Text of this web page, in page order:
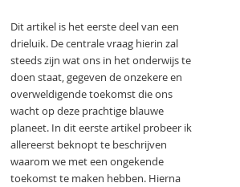
Dit artikel is het eerste deel van een
drieluik. De centrale vraag hierin zal
steeds zijn wat ons in het onderwijs te
doen staat, gegeven de onzekere en
overweldigende toekomst die ons
wacht op deze prachtige blauwe
planeet. In dit eerste artikel probeer ik
allereerst beknopt te beschrijven
waarom we met een ongekende
toekomst te maken hebben. Hierna